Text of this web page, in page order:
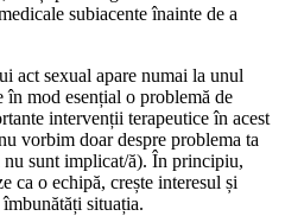
subiacente înainte de a
act sexual apare numai la unul
în mod esențial o problemă de
intervenții terapeutice în acest
vorbim doar despre problema ta
sunt implicat/ă). În principiu,
ca o echipă, crește interesul și
situația.